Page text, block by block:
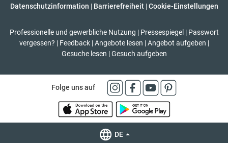
Datenschutzinformation | Barrierefreiheit | Cookie-Einstellungen
Professionelle und gewerbliche Nutzung | Pressespiegel | Passwort
vergessen? | Feedback | Angebote lesen | Angebot aufgeben |
Gesuche lesen | Gesuch aufgeben
Folge uns auf
DE